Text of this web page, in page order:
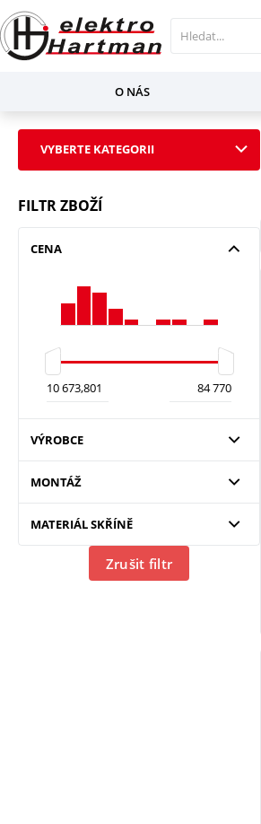
O NÁS
VYBERTE KATEGORII
FILTR ZBOŽÍ
CENA
VÝROBCE
MONTÁŽ
MATERIÁL SKŘÍNĚ
Zrušit filtr